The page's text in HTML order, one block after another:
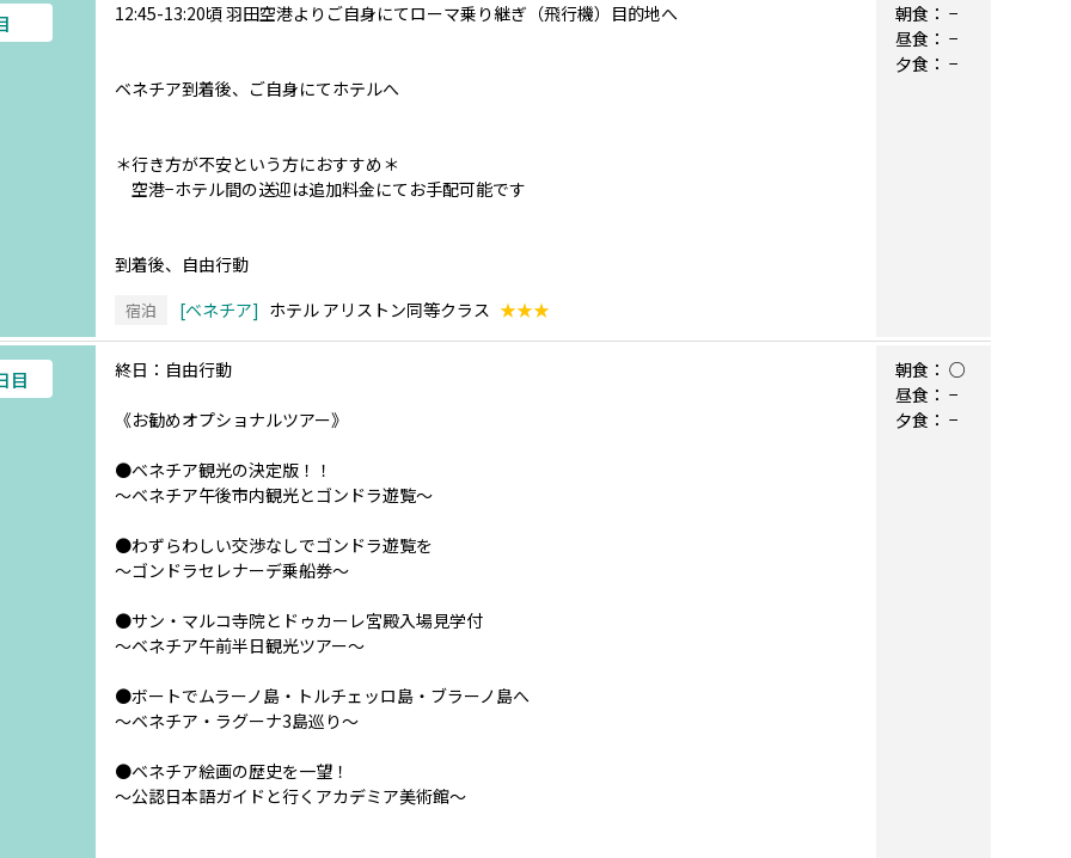
12:45-13:20頃 羽田空港よりご自身にてローマ乗り継ぎ（飛行機）目的地へ
ベネチア到着後、ご自身にてホテルへ
＊行き方が不安という方におすすめ＊
空港−ホテル間の送迎は追加料金にてお手配可能です
到着後、自由行動
宿泊 ベネチア ホテル アリストン同等クラス ★★★
朝食： −
昼食： −
夕食： −
目 終日：自由行動
《お勧めオプショナルツアー》
●ベネチア観光の決定版！！
～ベネチア午後市内観光とゴンドラ遊覧～
●わずらわしい交渉なしでゴンドラ遊覧を
～ゴンドラセレナーデ乗船券～
●サン・マルコ寺院とドゥカーレ宮殿入場見学付
～ベネチア午前半日観光ツアー～
●ボートでムラーノ島・トルチェッロ島・ブラーノ島へ
～ベネチア・ラグーナ3島巡り～
●ベネチア絵画の歴史を一望！
～公認日本語ガイドと行くアカデミア美術館～
朝食： ○
昼食： −
夕食： −